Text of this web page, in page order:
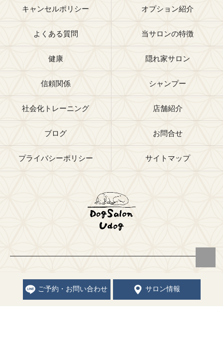
ご予約・お問い合わせ サロン情報
キャンセルポリシー オプション紹介
よくある質問 当サロンの特徴
健康 隠れ家サロン
信頼関係 シャンプー
社会化トレーニング 店舗紹介
ブログ お問合せ
プライバシーポリシー サイトマップ
RIGHTS RESERVED.